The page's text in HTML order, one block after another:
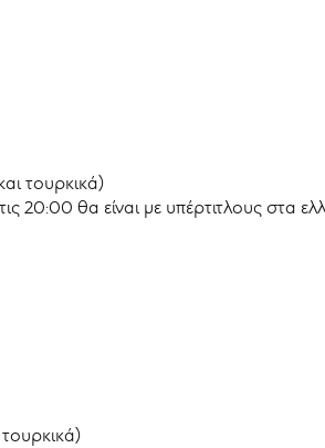
τουρκικά)
20:00 θα είναι με υπέρτιτλους στα